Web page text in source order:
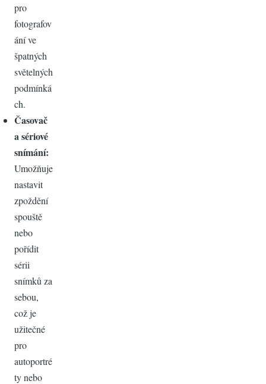
pro
fotografov
ání ve
špatných
světelných
podmínká
ch.
Časovač
a sériové
snímání:
Umožňuje
nastavit
zpoždění
spouště
nebo
pořídit
sérii
snímků za
sebou,
což je
užitečné
pro
autoportré
ty nebo